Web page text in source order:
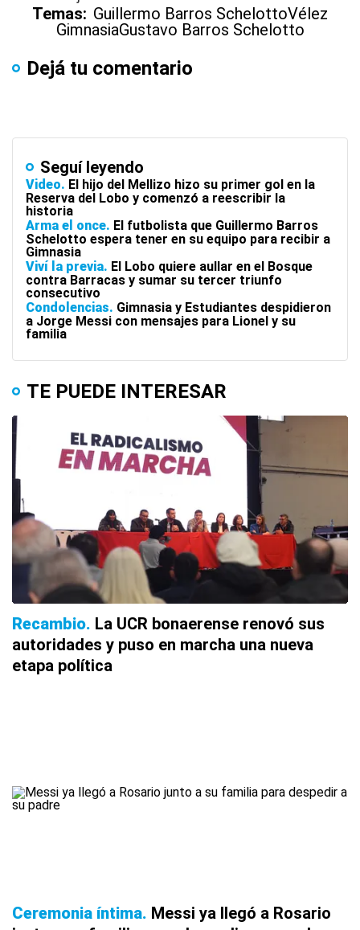
Temas: Guillermo Barros SchelottoVélez
GimnasiaGustavo Barros Schelotto
Dejá tu comentario
Seguí leyendo
Video
El hijo del Mellizo hizo su primer gol en la
Reserva del Lobo y comenzó a reescribir la
historia
Arma el once
El futbolista que Guillermo Barros
Schelotto espera tener en su equipo para recibir a
Gimnasia
Viví la previa
El Lobo quiere aullar en el Bosque
contra Barracas y sumar su tercer triunfo
consecutivo
Condolencias Gimnasia y Estudiantes despidieron
a Jorge Messi con mensajes para Lionel y su
familia
TE PUEDE INTERESAR
Recambio La UCR bonaerense renovó sus
autoridades y puso en marcha una nueva
etapa política
Ceremonia íntima Messi ya llegó a Rosario